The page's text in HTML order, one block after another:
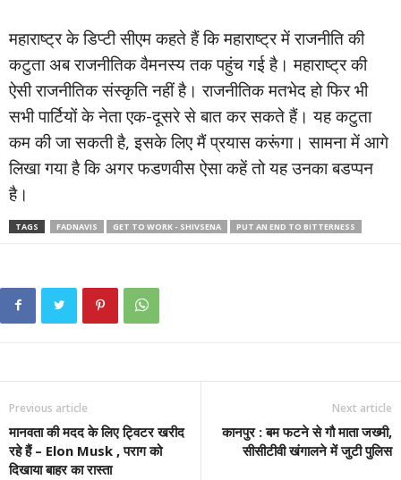
महाराष्ट्र के डिप्टी सीएम कहते हैं कि महाराष्ट्र में राजनीति की
कटुता अब राजनीतिक वैमनस्य तक पहुंच गई है। महाराष्ट्र की
ऐसी राजनीतिक संस्कृति नहीं है। राजनीतिक मतभेद हो फिर भी
सभी पार्टियों के नेता एक-दूसरे से बात कर सकते हैं। यह कटुता
कम की जा सकती है, इसके लिए मैं प्रयास करूंगा। सामना में आगे
लिखा गया है कि अगर फडणवीस ऐसा कहें तो यह उनका बडप्पन
है।
TAGS FADNAVIS GET TO WORK - SHIVSENA PUT AN END TO BITTERNESS
Previous article
मानवता की मदद के लिए ट्विटर खरीद
रहे हैं – Elon Musk , पराग को
दिखाया बाहर का रास्ता
Next article
कानपुर : बम फटने से गौ माता जख्मी,
सीसीटीवी खंगालने में जुटी पुलिस